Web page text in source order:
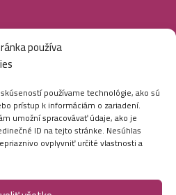
používa
používame technológie, ako sú
prístup k informáciám o zariadení.
umožní spracovávať údaje, ako je
ID na tejto stránke. Nesúhlas
ovplyvniť určité vlastnosti a